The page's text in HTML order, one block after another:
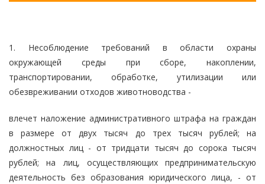
1. Несоблюдение требований в области охраны
окружающей среды при сборе, накоплении,
транспортировании, обработке, утилизации или
обезвреживании отходов животноводства -
влечет наложение административного штрафа на граждан
в размере от двух тысяч до трех тысяч рублей; на
должностных лиц - от тридцати тысяч до сорока тысяч
рублей; на лиц, осуществляющих предпринимательскую
деятельность без образования юридического лица, - от